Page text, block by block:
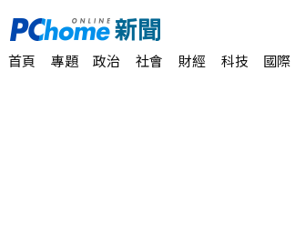
首頁 專題 政治 社會 財經 科技 國際